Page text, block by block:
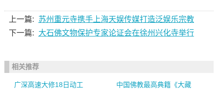
上一篇:
苏州重元寺携手上海天娱传媒打造泛娱乐宗教
下一篇:
大石佛文物保护专家论证会在徐州兴化寺举行
相关推荐
广深高速大修18日动工
中国佛教最高典籍《大藏